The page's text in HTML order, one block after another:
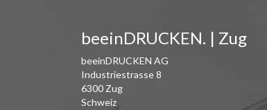
beeinDRUCKEN. | Zug
beeinDRUCKEN AG
Industriestrasse 8
6300 Zug
Schweiz